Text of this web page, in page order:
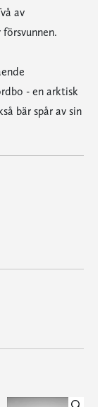
av
- en arktisk
bär spår av sin